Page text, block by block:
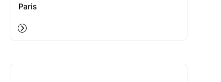
Paris